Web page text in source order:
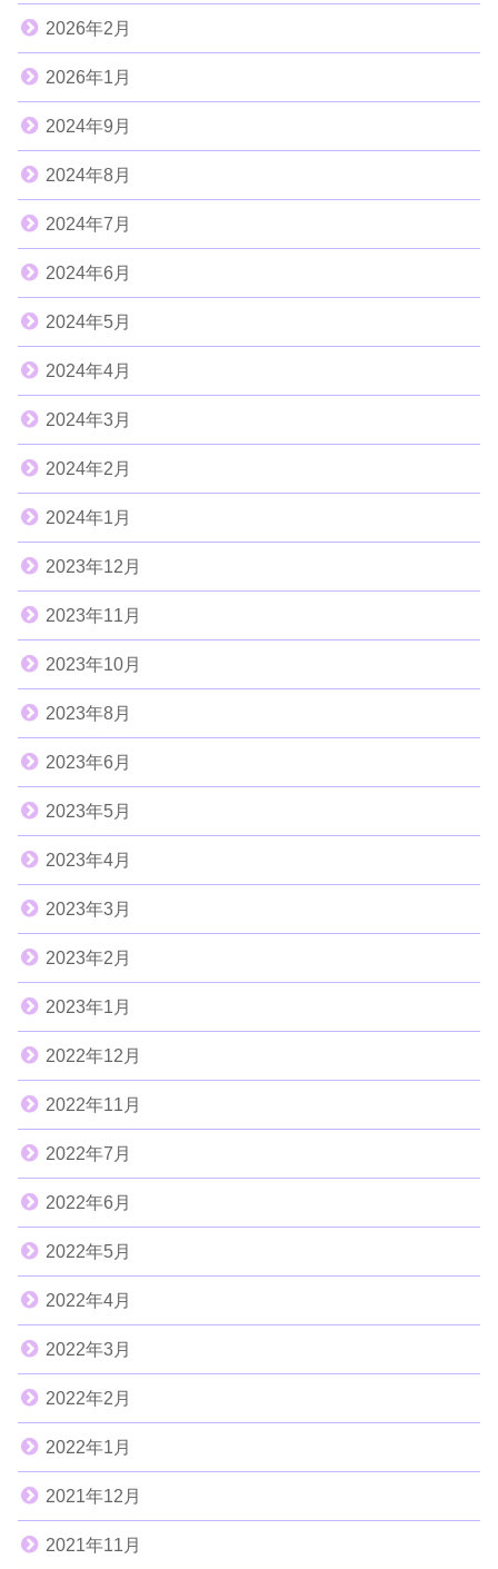
2026年2月
2026年1月
2024年9月
2024年8月
2024年7月
2024年6月
2024年5月
2024年4月
2024年3月
2024年2月
2024年1月
2023年12月
2023年11月
2023年10月
2023年8月
2023年6月
2023年5月
2023年4月
2023年3月
2023年2月
2023年1月
2022年12月
2022年11月
2022年7月
2022年6月
2022年5月
2022年4月
2022年3月
2022年2月
2022年1月
2021年12月
2021年11月